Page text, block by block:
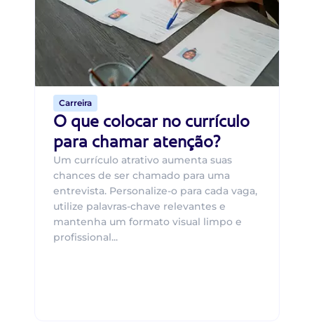
Carreira
O que colocar no currículo
para chamar atenção?
Um currículo atrativo aumenta suas
chances de ser chamado para uma
entrevista. Personalize-o para cada vaga,
utilize palavras-chave relevantes e
mantenha um formato visual limpo e
profissional...